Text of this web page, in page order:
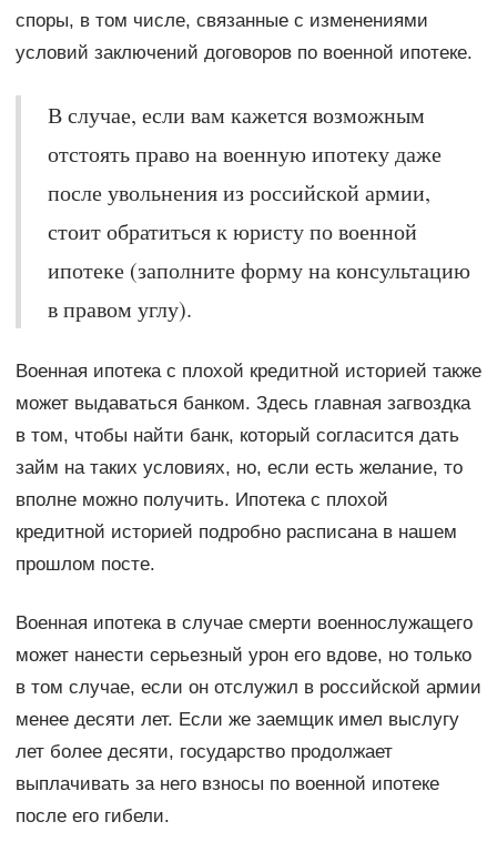
споры, в том числе, связанные с изменениями
условий заключений договоров по военной ипотеке.
В случае, если вам кажется возможным
отстоять право на военную ипотеку даже
после увольнения из российской армии,
стоит обратиться к юристу по военной
ипотеке (заполните форму на консультацию
в правом углу).
Военная ипотека с плохой кредитной историей также
может выдаваться банком. Здесь главная загвоздка
в том, чтобы найти банк, который согласится дать
займ на таких условиях, но, если есть желание, то
вполне можно получить. Ипотека с плохой
кредитной историей подробно расписана в нашем
прошлом посте.
Военная ипотека в случае смерти военнослужащего
может нанести серьезный урон его вдове, но только
в том случае, если он отслужил в российской армии
менее десяти лет. Если же заемщик имел выслугу
лет более десяти, государство продолжает
выплачивать за него взносы по военной ипотеке
после его гибели.